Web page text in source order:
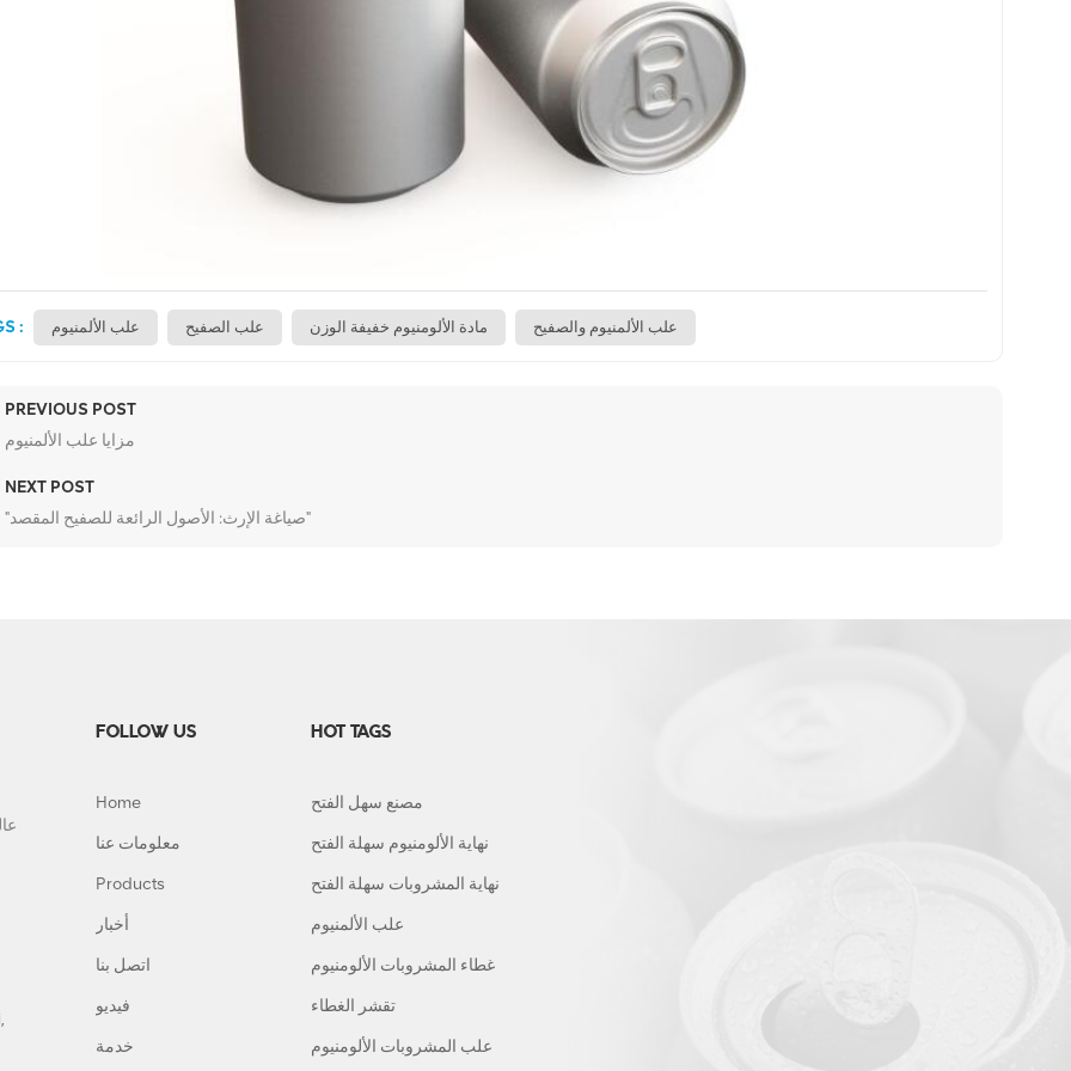
: علب الألمنيوم علب الصفيح مادة الألومنيوم خفيفة الوزن علب الألمنيوم والصفيح
PREVIOUS POST
مزايا علب الألمنيوم
NEXT POST
"صياغة الإرث: الأصول الرائعة للصفيح المقصد"
FOLLOW US
Home
معلومات عنا
Products
أخبار
اتصل بنا
فيديو
خدمة
HOT TAGS
مصنع سهل الفتح
نهاية الألومنيوم سهلة الفتح
نهاية المشروبات سهلة الفتح
علب الألمنيوم
غطاء المشروبات الألومنيوم
تقشر الغطاء
علب المشروبات الألومنيوم